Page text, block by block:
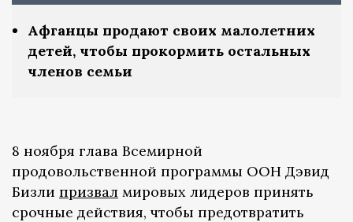
Афганцы продают своих малолетних
детей, чтобы прокормить остальных
членов семьи
8 ноября глава Всемирной
продовольственной программы ООН Дэвид
Бизли призвал мировых лидеров принять
срочные действия, чтобы предотвратить